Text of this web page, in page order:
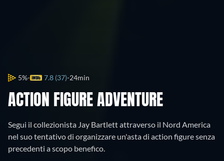
5% 7.8 (37) 24min
ACTION FIGURE ADVENTURE
Segui il collezionista Jay Bartlett attraverso il Nord America
nel suo tentativo di organizzare un'asta di action figure senza
precedenti a scopo benefico.